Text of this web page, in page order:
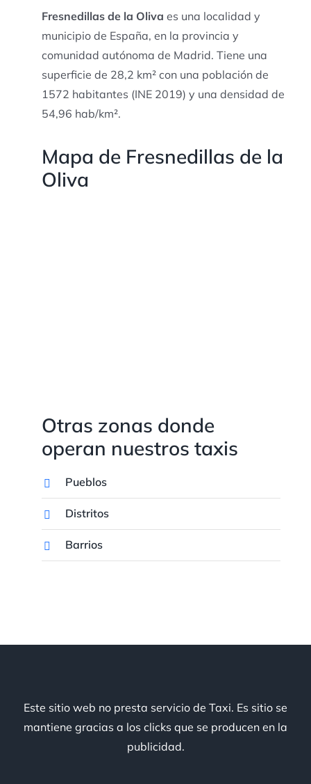
Fresnedillas de la Oliva es una localidad y
municipio de España, en la provincia y
comunidad autónoma de Madrid. Tiene una
superficie de 28,2 km² con una población de
1572 habitantes (INE 2019) y una densidad de
54,96 hab/km².
Mapa de Fresnedillas de la
Oliva
Otras zonas donde
operan nuestros taxis
Pueblos
Distritos
Barrios
Este sitio web no presta servicio de Taxi. Es sitio se
mantiene gracias a los clicks que se producen en la
publicidad.